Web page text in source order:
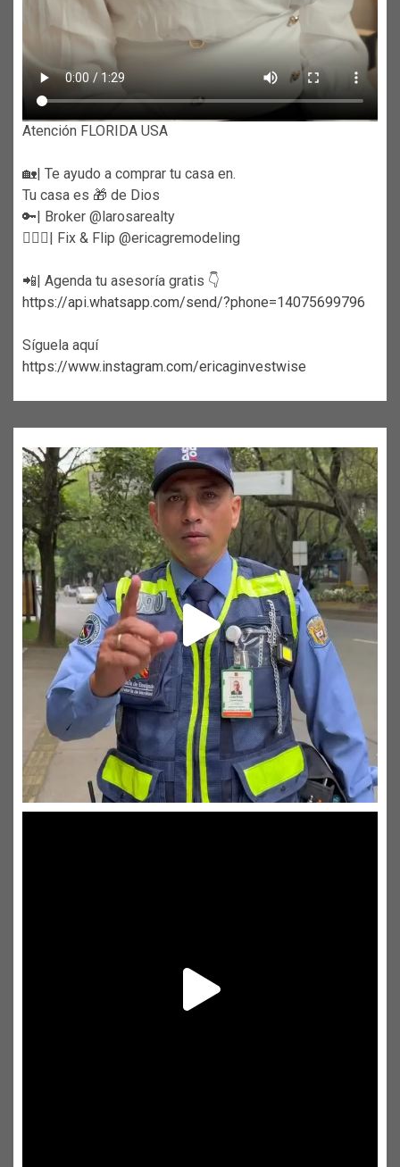
Atención FLORIDA USA
🏡| Te ayudo a comprar tu casa en.
Tu casa es 🎁 de Dios
🔑| Broker @larosarealty
👷🏼‍♀️| Fix & Flip @ericagremodeling
📲| Agenda tu asesoría gratis 👇
https://api.whatsapp.com/send/?phone=14075699796
Síguela aquí
https://www.instagram.com/ericaginvestwise